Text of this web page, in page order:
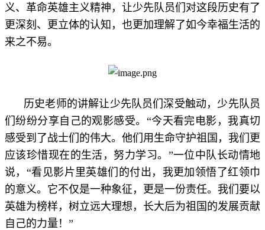
义、革命英雄主义精神，让少先队员们对这段历史有了
更深刻、更立体的认知，也更加理解了如今幸福生活的
来之不易。
历史老师的讲解让少先队员们深受触动，少先队员
们纷纷分享自己的观影感受。“今天看完电影，我真切
感受到了战士们的伟大。他们用生命守护祖国，我们更
应该珍惜现在的生活，努力学习。”一位中队长动情地
说，“看见影片里英雄们的付出，我更加领悟了红领巾
的意义。它不仅是一种象征，更是一份责任。我们要以
英雄为榜样，树立远大理想，长大后为祖国的发展贡献
自己的力量！”